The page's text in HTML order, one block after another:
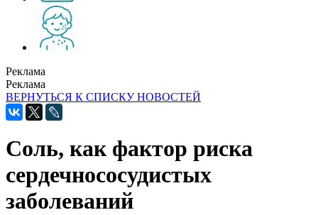
Реклама
Реклама
ВЕРНУТЬСЯ К СПИСКУ НОВОСТЕЙ
Соль, как фактор риска
сердечнососудистых
заболеваний